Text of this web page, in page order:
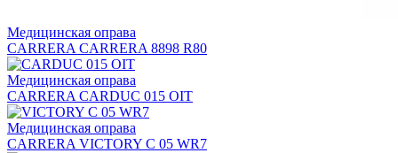
Медицинская оправа
CARRERA CARRERA 8898 R80
Медицинская оправа
CARRERA CARDUC 015 OIT
Медицинская оправа
CARRERA VICTORY C 05 WR7